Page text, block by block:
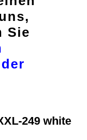
Sie
249 white